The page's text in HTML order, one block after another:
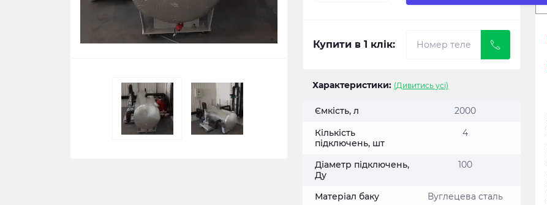
Купити в 1 клік:
Характеристики: (Дивитись усі)
Ємкість, л
2000
Кількість
підключень, шт
4
Діаметр підключень,
Ду
100
Матеріал баку
Вуглецева сталь